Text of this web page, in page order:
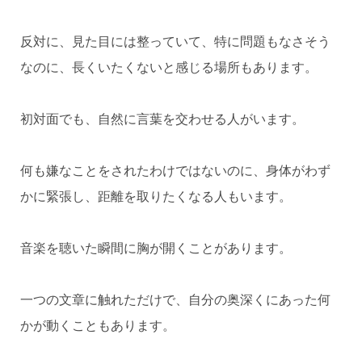
反対に、見た目には整っていて、特に問題もなさそう
なのに、長くいたくないと感じる場所もあります。
初対面でも、自然に言葉を交わせる人がいます。
何も嫌なことをされたわけではないのに、身体がわず
かに緊張し、距離を取りたくなる人もいます。
音楽を聴いた瞬間に胸が開くことがあります。
一つの文章に触れただけで、自分の奥深くにあった何
かが動くこともあります。